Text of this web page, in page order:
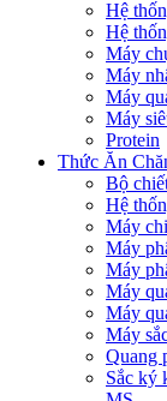
Hệ
Hệ
Máy
Máy
Máy
Máy
Protein
Thức Ăn
Bộ
Hệ
Máy
Máy
Máy
Máy
Máy
Máy
Quang
Sắc ký